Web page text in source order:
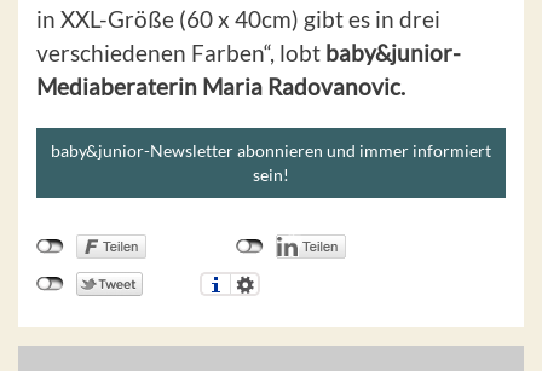
in XXL-Größe (60 x 40cm) gibt es in drei
verschiedenen Farben“, lobt baby&junior-
Mediaberaterin Maria Radovanovic.
baby&junior-Newsletter abonnieren und immer informiert
sein!